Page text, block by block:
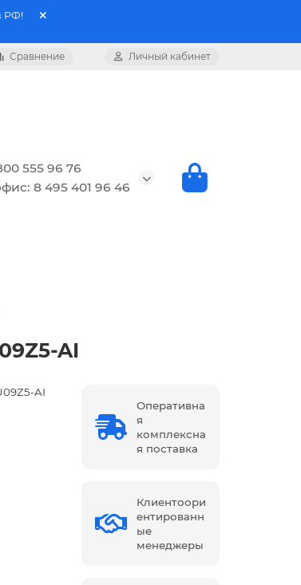
РФ!
Сравнение Личный кабинет
555 96 76
8 495 401 96 46
AI
AI
Оперативна
я
комплексна
я поставка
Клиентоори
ентированн
ые
менеджеры